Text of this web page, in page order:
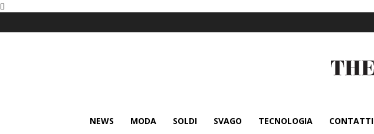
NEWS MODA SOLDI SVAGO TECNOLOGIA CONTATTI